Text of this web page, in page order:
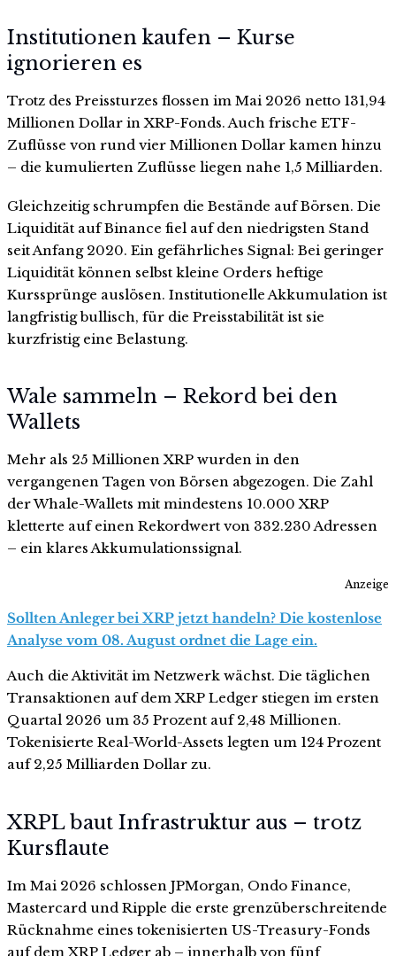
Institutionen kaufen – Kurse
ignorieren es
Trotz des Preissturzes flossen im Mai 2026 netto 131,94
Millionen Dollar in XRP-Fonds. Auch frische ETF-
Zuflüsse von rund vier Millionen Dollar kamen hinzu
– die kumulierten Zuflüsse liegen nahe 1,5 Milliarden.
Gleichzeitig schrumpfen die Bestände auf Börsen. Die
Liquidität auf Binance fiel auf den niedrigsten Stand
seit Anfang 2020. Ein gefährliches Signal: Bei geringer
Liquidität können selbst kleine Orders heftige
Kurssprünge auslösen. Institutionelle Akkumulation ist
langfristig bullisch, für die Preisstabilität ist sie
kurzfristig eine Belastung.
Wale sammeln – Rekord bei den
Wallets
Mehr als 25 Millionen XRP wurden in den
vergangenen Tagen von Börsen abgezogen. Die Zahl
der Whale-Wallets mit mindestens 10.000 XRP
kletterte auf einen Rekordwert von 332.230 Adressen
– ein klares Akkumulationssignal.
Anzeige
Sollten Anleger bei XRP jetzt handeln? Die kostenlose
Analyse vom 08. August ordnet die Lage ein.
Auch die Aktivität im Netzwerk wächst. Die täglichen
Transaktionen auf dem XRP Ledger stiegen im ersten
Quartal 2026 um 35 Prozent auf 2,48 Millionen.
Tokenisierte Real-World-Assets legten um 124 Prozent
auf 2,25 Milliarden Dollar zu.
XRPL baut Infrastruktur aus – trotz
Kursflaute
Im Mai 2026 schlossen JPMorgan, Ondo Finance,
Mastercard und Ripple die erste grenzüberschreitende
Rücknahme eines tokenisierten US-Treasury-Fonds
auf dem XRP Ledger ab – innerhalb von fünf